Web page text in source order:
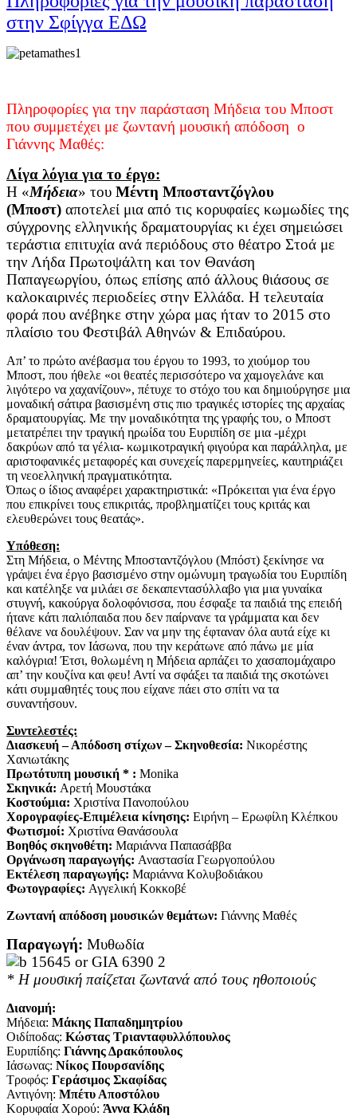
στην Σφίγγα ΕΔΩ
Πληροφορίες για την παράσταση Μήδεια του Μποστ
που συμμετέχει με ζωντανή μουσική απόδοση ο
Γιάννης Μαθές:
Λίγα λόγια για το έργο:
Η «Μήδεια» του Μέντη Μποσταντζόγλου
(Μποστ) αποτελεί μια από τις κορυφαίες κωμωδίες της
σύγχρονης ελληνικής δραματουργίας κι έχει σημειώσει
τεράστια επιτυχία ανά περιόδους στο θέατρο Στοά με
την Λήδα Πρωτοψάλτη και τον Θανάση
Παπαγεωργίου, όπως επίσης από άλλους θιάσους σε
καλοκαιρινές περιοδείες στην Ελλάδα. Η τελευταία
φορά που ανέβηκε στην χώρα μας ήταν το 2015 στο
πλαίσιο του Φεστιβάλ Αθηνών & Επιδαύρου.
Απ’ το πρώτο ανέβασμα του έργου το 1993, το χιούμορ του
Μποστ, που ήθελε «οι θεατές περισσότερο να χαμογελάνε και
λιγότερο να χαχανίζουν», πέτυχε το στόχο του και δημιούργησε μια
μοναδική σάτιρα βασισμένη στις πιο τραγικές ιστορίες της αρχαίας
δραματουργίας. Με την μοναδικότητα της γραφής του, ο Μποστ
μετατρέπει την τραγική ηρωίδα του Ευριπίδη σε μια -μέχρι
δακρύων από τα γέλια- κωμικοτραγική φιγούρα και παράλληλα, με
αριστοφανικές μεταφορές και συνεχείς παρερμηνείες, καυτηριάζει
τη νεοελληνική πραγματικότητα.
Όπως ο ίδιος αναφέρει χαρακτηριστικά: «Πρόκειται για ένα έργο
που επικρίνει τους επικριτάς, προβληματίζει τους κριτάς και
ελευθερώνει τους θεατάς».
Υπόθεση:
Στη Μήδεια, ο Μέντης Μποσταντζόγλου (Μπόστ) ξεκίνησε να
γράψει ένα έργο βασισμένο στην ομώνυμη τραγωδία του Ευριπίδη
και κατέληξε να μιλάει σε δεκαπεντασύλλαβο για μια γυναίκα
στυγνή, κακούργα δολοφόνισσα, που έσφαξε τα παιδιά της επειδή
ήτανε κάτι παλιόπαιδα που δεν παίρνανε τα γράμματα και δεν
θέλανε να δουλέψουν. Σαν να μην της έφταναν όλα αυτά είχε κι
έναν άντρα, τον Ιάσωνα, που την κεράτωνε από πάνω με μία
καλόγρια! Έτσι, θολωμένη η Μήδεια αρπάζει το χασαπομάχαιρο
απ’ την κουζίνα και φευ! Αντί να σφάξει τα παιδιά της σκοτώνει
κάτι συμμαθητές τους που είχανε πάει στο σπίτι να τα
συναντήσουν.
Συντελεστές:
Διασκευή – Απόδοση στίχων – Σκηνοθεσία: Νικορέστης
Χανιωτάκης
Πρωτότυπη μουσική * : Monika
Σκηνικά: Αρετή Μουστάκα
Κοστούμια: Χριστίνα Πανοπούλου
Χορογραφίες-Επιμέλεια κίνησης: Ειρήνη – Ερωφίλη Κλέπκου
Φωτισμοί: Χριστίνα Θανάσουλα
Βοηθός σκηνοθέτη: Μαριάννα Παπασάββα
Οργάνωση παραγωγής: Αναστασία Γεωργοπούλου
Εκτέλεση παραγωγής: Μαριάννα Κολυβοδιάκου
Φωτογραφίες: Αγγελική Κοκκοβέ
Ζωντανή απόδοση μουσικών θεμάτων: Γιάννης Μαθές
Παραγωγή: Μυθωδία
* Η μουσική παίζεται ζωντανά από τους ηθοποιούς
Διανομή:
Μήδεια: Μάκης Παπαδημητρίου
Οιδίποδας: Κώστας Τριανταφυλλόπουλος
Ευριπίδης: Γιάννης Δρακόπουλος
Ιάσωνας: Νίκος Πουρσανίδης
Τροφός: Γεράσιμος Σκαφίδας
Αντιγόνη: Μπέτυ Αποστόλου
Κορυφαία Χορού: Άννα Κλάδη